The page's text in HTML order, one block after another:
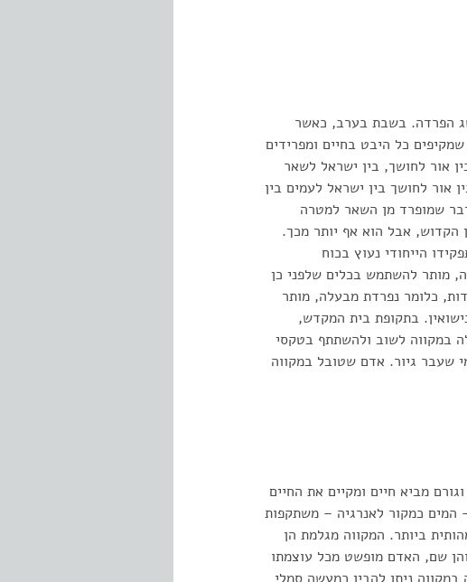
הפרדה. בשבת בערב, כאשר
כל היבט בחיים ומפרידים
אור לחושך, בין ישראל לשאר
אור לחושך בין ישראל לעמים בין
שמופרד מן השאר למטרה
הקדוש, אבל הוא אף יותר מכך.
הייחודי נעוץ בכוח
מותר להשתמש בכלים שלפני כן
כלומר נפרדת מבעלה, מותר
בתקופת בית המקדש,
במקווה לשוב ולהשתתף בטקסי
שעבר גיור. אדם שטובל במקווה
מביא חיים ומקיים את החיים
המים כמקור לאנרגיה – משתקפות
ביותר. המקווה מגלמת הן
שם, האדם מופשט מכל עוצמתו